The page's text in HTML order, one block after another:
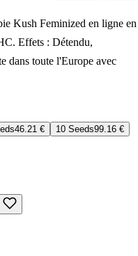
Kush Feminized en ligne en
Effets : Détendu,
dans toute l'Europe avec
46.21 € 10 Seeds99.16 €